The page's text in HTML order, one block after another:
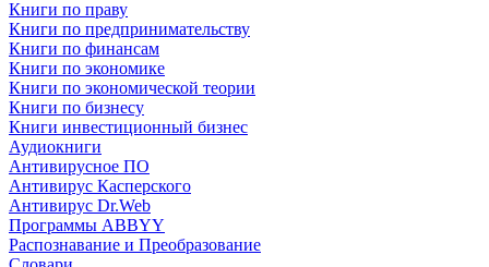
Книги по праву
Книги по предпринимательству
Книги по финансам
Книги по экономике
Книги по экономической теории
Книги по бизнесу
Книги инвестиционный бизнес
Аудиокниги
Антивирусное ПО
Антивирус Касперского
Антивирус Dr.Web
Программы ABBYY
Распознавание и Преобразование